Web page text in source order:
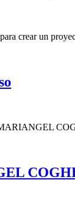
crear un
MARIANGEL